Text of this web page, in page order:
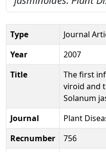
Type
Journal
Year
2007
Title
The first
viroid and
Solanum
Journal
Plant
Recnumber
756